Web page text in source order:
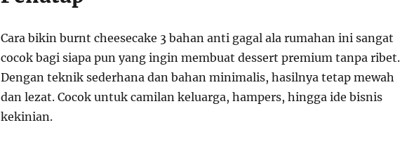
Cara bikin burnt cheesecake 3 bahan anti gagal ala rumahan ini sangat
cocok bagi siapa pun yang ingin membuat dessert premium tanpa ribet.
Dengan teknik sederhana dan bahan minimalis, hasilnya tetap mewah
dan lezat. Cocok untuk camilan keluarga, hampers, hingga ide bisnis
kekinian.